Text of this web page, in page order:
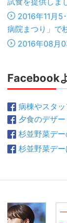
2016年11月
病院まつり」で
2016年08月
Facebook
病棟やスタ
夕食のデザ
杉並野菜デ
杉並野菜デ